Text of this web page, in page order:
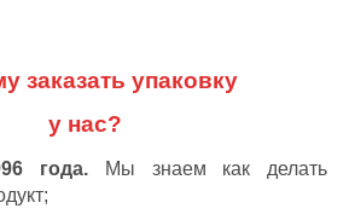
заказать упаковку
у нас?
года.
Мы знаем как делать